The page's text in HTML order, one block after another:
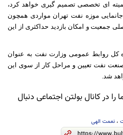
ای تخصصی تصمیم گیری خواهد کرد،
موزه نفت تهران مواردی همچون
جمعیت و امکان بازدید حداکثری از این
کل روابط عمومی وزارت نفت به عنوان
نفت تعیین و مراحل کار از سوی این
شد.
در کانال بولتن اجتماعی دنبال
، نعمت الهی